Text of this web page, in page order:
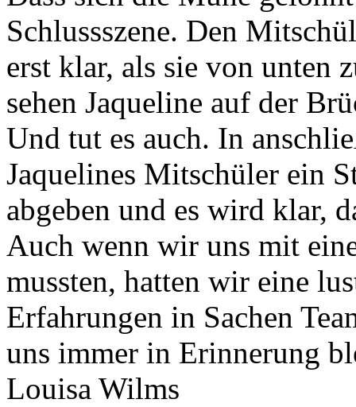
Schlussszene. Den
erst klar, als sie von unten
sehen Jaqueline auf der
Und tut es auch. In
Jaquelines Mitschüler ein
abgeben und es wird klar,
Auch wenn wir uns mit
mussten, hatten wir eine
Erfahrungen in Sachen
uns immer in Erinnerung
Louisa Wilms